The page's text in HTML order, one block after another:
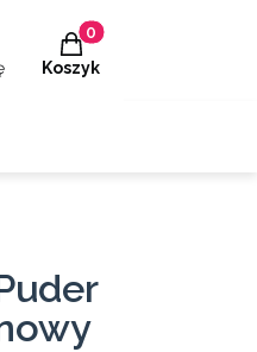
Produkty w
Koszyk